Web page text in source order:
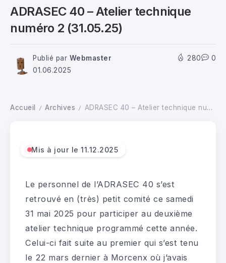
ADRASEC 40 – Atelier technique
numéro 2 (31.05.25)
Publié par Webmaster
01.06.2025
280 0
Accueil / Archives / ADRASEC 40 – Atelier technique numéro 2 (31.05.25)
Mis à jour le 11.12.2025
Le personnel de l’ADRASEC 40 s’est
retrouvé en (très) petit comité ce samedi
31 mai 2025 pour participer au deuxième
atelier technique programmé cette année.
Celui-ci fait suite au premier qui s’est tenu
le 22 mars dernier à Morcenx où j’avais